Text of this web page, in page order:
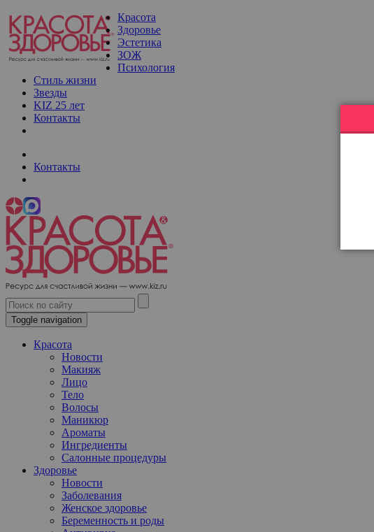
Красота
Здоровье
Эстетика
ЗОЖ
Психология
Стиль жизни
Звезды
KIZ 25 лет
Контакты
Контакты
Toggle navigation
Красота
Новости
Макияж
Лицо
Тело
Волосы
Маникюр
Ароматы
Ингредиенты
Салонные процедуры
Здоровье
Новости
Заболевания
Женское здоровье
Беременность и роды